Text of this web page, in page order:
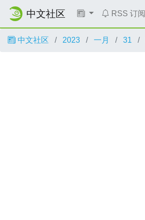
中文社区 RSS 订阅
中文社区 2023 一月 31